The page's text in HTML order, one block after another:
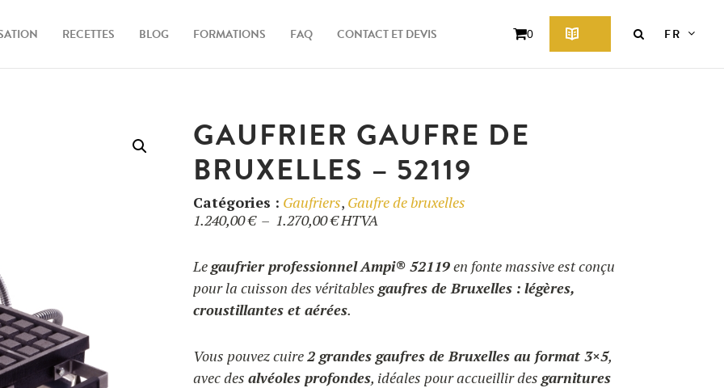
RECETTES BLOG FORMATIONS FAQ CONTACT ET DEVIS 0 FR
GAUFRIER GAUFRE DE
BRUXELLES – 52119
Catégories : Gaufriers, Gaufre de bruxelles
1.240,00€ – 1.270,00€Plage
prix :
1.240,00 €
à
HTVA
Legaufrier professionnelAmpi® 52119en fonte massive est conçu
pour la cuisson des véritables gaufres de Bruxelles : légères,
croustillantes et aérées.
Vous pouvez cuire2 grandes gaufres de Bruxelles au format 3×5,
avec des alvéoles profondes, idéales pour accueillir des garnitures